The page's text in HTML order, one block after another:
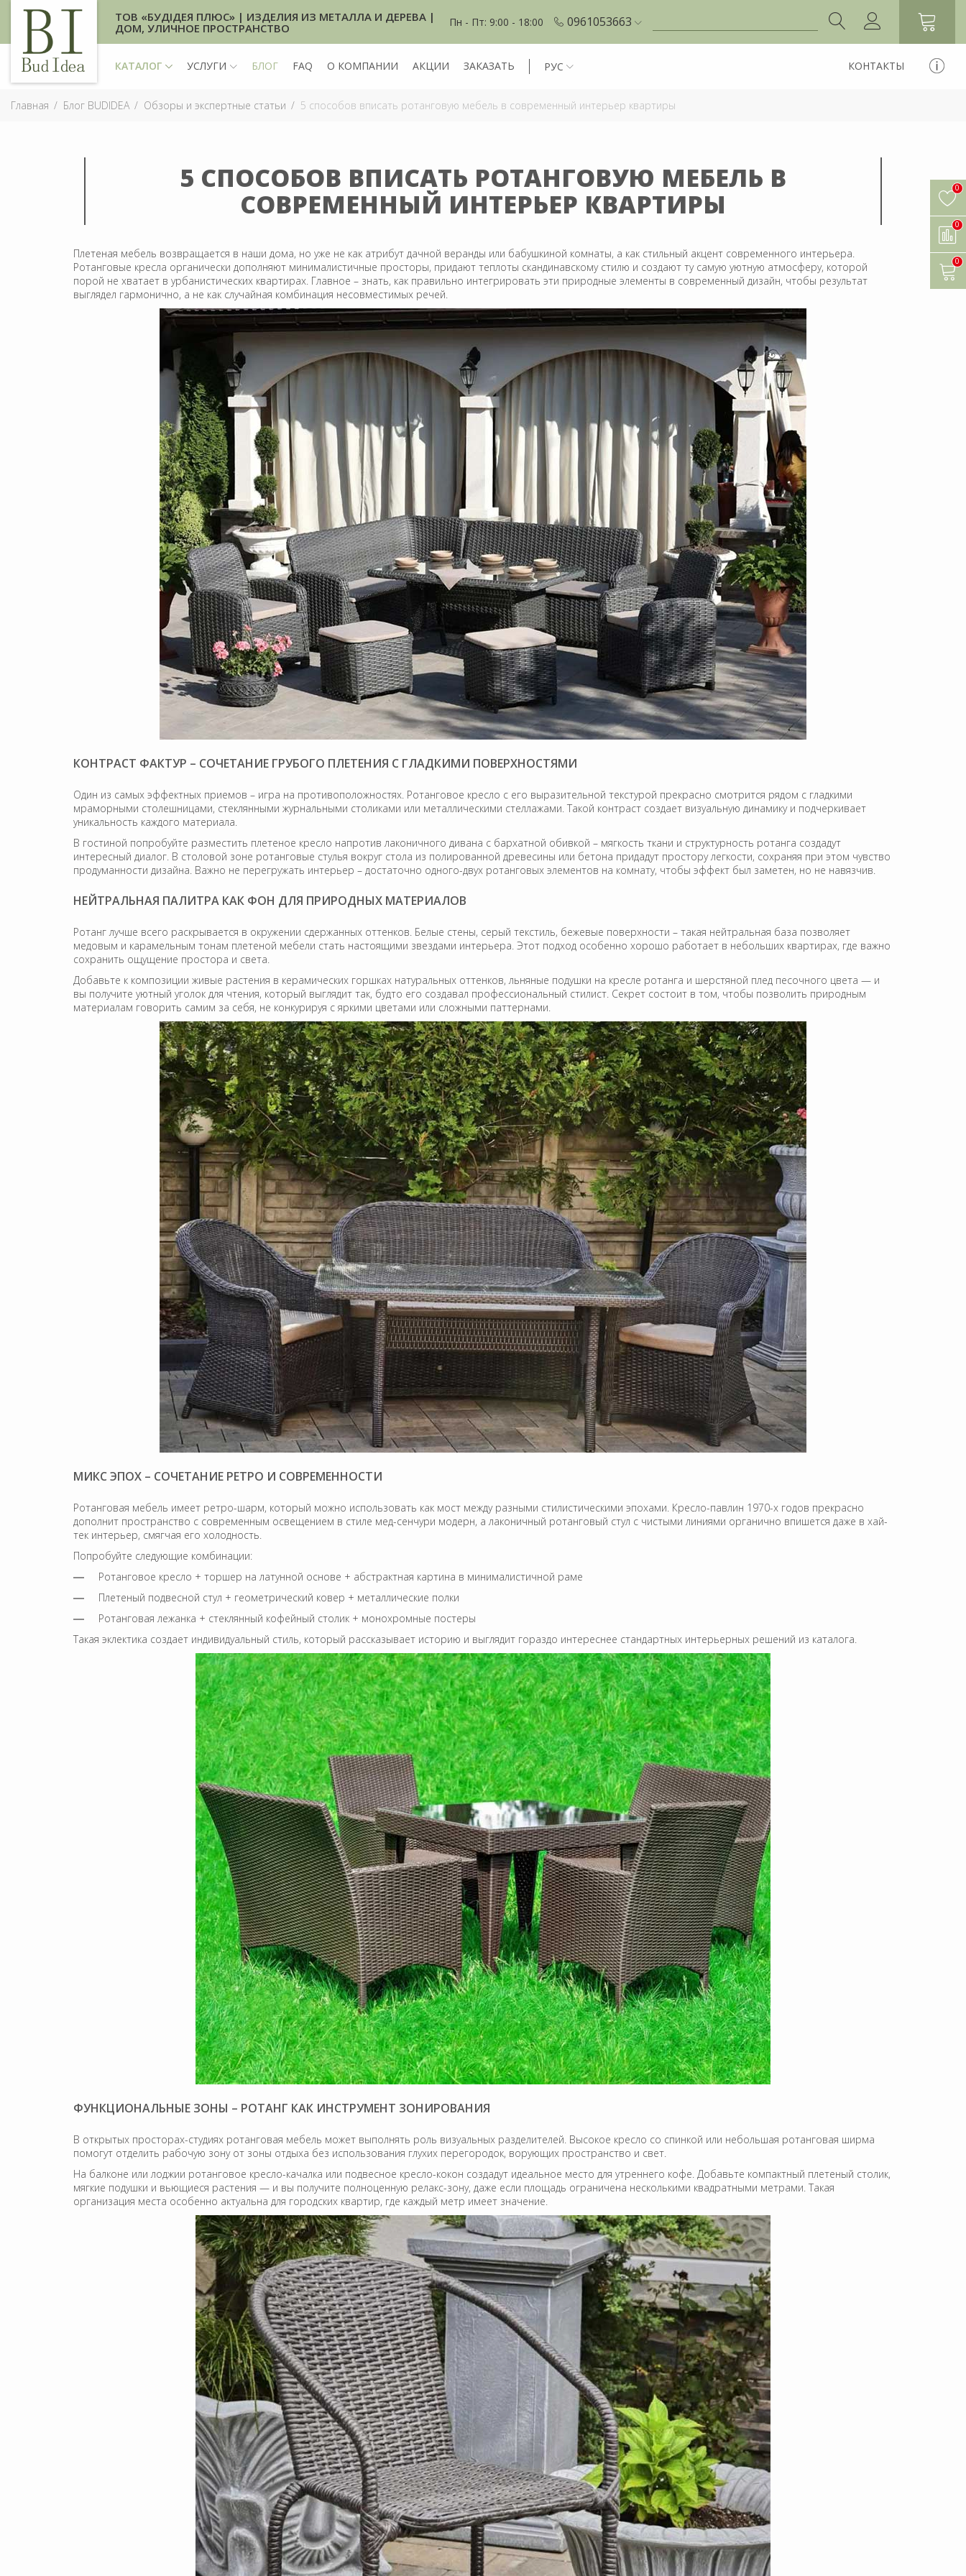
ТОВ «БУДІДЕЯ ПЛЮС» | ИЗДЕЛИЯ ИЗ МЕТАЛЛА И ДЕРЕВА |
ДОМ, УЛИЧНОЕ ПРОСТРАНСТВО
Пн - Пт: 9:00 - 18:00 0961053663
КАТАЛОГ УСЛУГИ БЛОГ FAQ О КОМПАНИИ АКЦИИ ЗАКАЗАТЬ РУС КОНТАКТЫ
Главная Блог BUDIDEA Обзоры и экспертные статьи 5 способов вписать ротанговую мебель в современный интерьер квартиры
5 СПОСОБОВ ВПИСАТЬ РОТАНГОВУЮ МЕБЕЛЬ В
СОВРЕМЕННЫЙ ИНТЕРЬЕР КВАРТИРЫ
Плетеная мебель возвращается в наши дома, но уже не как атрибут дачной веранды или бабушкиной комнаты, а как стильный акцент современного интерьера.
Ротанговые кресла органически дополняют минималистичные просторы, придают теплоты скандинавскому стилю и создают ту самую уютную атмосферу, которой
порой не хватает в урбанистических квартирах. Главное – знать, как правильно интегрировать эти природные элементы в современный дизайн, чтобы результат
выглядел гармонично, а не как случайная комбинация несовместимых речей.
КОНТРАСТ ФАКТУР – СОЧЕТАНИЕ ГРУБОГО ПЛЕТЕНИЯ С ГЛАДКИМИ ПОВЕРХНОСТЯМИ
Один из самых эффектных приемов – игра на противоположностях. Ротанговое кресло с его выразительной текстурой прекрасно смотрится рядом с гладкими
мраморными столешницами, стеклянными журнальными столиками или металлическими стеллажами. Такой контраст создает визуальную динамику и подчеркивает
уникальность каждого материала.
В гостиной попробуйте разместить плетеное кресло напротив лаконичного дивана с бархатной обивкой – мягкость ткани и структурность ротанга создадут
интересный диалог. В столовой зоне ротанговые стулья вокруг стола из полированной древесины или бетона придадут простору легкости, сохраняя при этом чувство
продуманности дизайна. Важно не перегружать интерьер – достаточно одного-двух ротанговых элементов на комнату, чтобы эффект был заметен, но не навязчив.
НЕЙТРАЛЬНАЯ ПАЛИТРА КАК ФОН ДЛЯ ПРИРОДНЫХ МАТЕРИАЛОВ
Ротанг лучше всего раскрывается в окружении сдержанных оттенков. Белые стены, серый текстиль, бежевые поверхности – такая нейтральная база позволяет
медовым и карамельным тонам плетеной мебели стать настоящими звездами интерьера. Этот подход особенно хорошо работает в небольших квартирах, где важно
сохранить ощущение простора и света.
Добавьте к композиции живые растения в керамических горшках натуральных оттенков, льняные подушки на кресле ротанга и шерстяной плед песочного цвета — и
вы получите уютный уголок для чтения, который выглядит так, будто его создавал профессиональный стилист. Секрет состоит в том, чтобы позволить природным
материалам говорить самим за себя, не конкурируя с яркими цветами или сложными паттернами.
МИКС ЭПОХ – СОЧЕТАНИЕ РЕТРО И СОВРЕМЕННОСТИ
Ротанговая мебель имеет ретро-шарм, который можно использовать как мост между разными стилистическими эпохами. Кресло-павлин 1970-х годов прекрасно
дополнит пространство с современным освещением в стиле мед-сенчури модерн, а лаконичный ротанговый стул с чистыми линиями органично впишется даже в хай-
тек интерьер, смягчая его холодность.
Попробуйте следующие комбинации:
Ротанговое кресло + торшер на латунной основе + абстрактная картина в минималистичной раме
Плетеный подвесной стул + геометрический ковер + металлические полки
Ротанговая лежанка + стеклянный кофейный столик + монохромные постеры
Такая эклектика создает индивидуальный стиль, который рассказывает историю и выглядит гораздо интереснее стандартных интерьерных решений из каталога.
ФУНКЦИОНАЛЬНЫЕ ЗОНЫ – РОТАНГ КАК ИНСТРУМЕНТ ЗОНИРОВАНИЯ
В открытых просторах-студиях ротанговая мебель может выполнять роль визуальных разделителей. Высокое кресло со спинкой или небольшая ротанговая ширма
помогут отделить рабочую зону от зоны отдыха без использования глухих перегородок, ворующих пространство и свет.
На балконе или лоджии ротанговое кресло-качалка или подвесное кресло-кокон создадут идеальное место для утреннего кофе. Добавьте компактный плетеный столик,
мягкие подушки и вьющиеся растения — и вы получите полноценную релакс-зону, даже если площадь ограничена несколькими квадратными метрами. Такая
организация места особенно актуальна для городских квартир, где каждый метр имеет значение.
0
0
0